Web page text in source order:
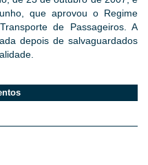
que aprovou o Regime
de Passageiros. A
depois de salvaguardados